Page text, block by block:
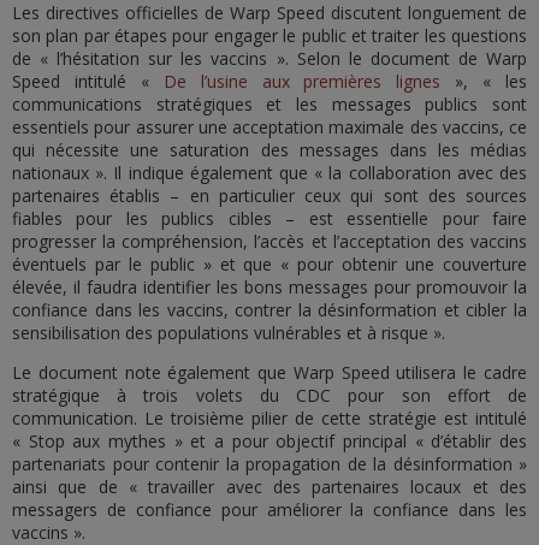
Les directives officielles de Warp Speed discutent longuement de
son plan par étapes pour engager le public et traiter les questions
de « l’hésitation sur les vaccins ». Selon le document de Warp
Speed intitulé «
De l’usine aux premières lignes », « les
communications stratégiques et les messages publics sont
essentiels pour assurer une acceptation maximale des vaccins, ce
qui nécessite une saturation des messages dans les médias
nationaux ». Il indique également que « la collaboration avec des
partenaires établis – en particulier ceux qui sont des sources
fiables pour les publics cibles – est essentielle pour faire
progresser la compréhension, l’accès et l’acceptation des vaccins
éventuels par le public » et que « pour obtenir une couverture
élevée, il faudra identifier les bons messages pour promouvoir la
confiance dans les vaccins, contrer la désinformation et cibler la
sensibilisation des populations vulnérables et à risque ».
Le document note également que Warp Speed utilisera le cadre
stratégique à trois volets du CDC pour son effort de
communication. Le troisième pilier de cette stratégie est intitulé
« Stop aux mythes » et a pour objectif principal « d’établir des
partenariats pour contenir la propagation de la désinformation »
ainsi que de « travailler avec des partenaires locaux et des
messagers de confiance pour améliorer la confiance dans les
vaccins ».